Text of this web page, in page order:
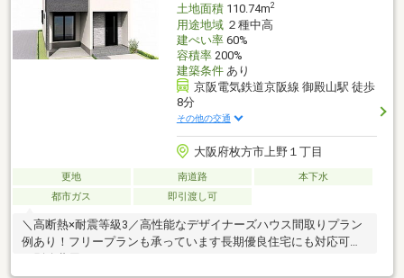
土地面積110.74m2
用途地域２種中高
建ぺい率60%
容積率200%
建築条件あり
京阪電気鉄道京阪線 御殿山駅 徒歩
8分
その他の交通
大阪府枚方市上野１丁目
更地 南道路
本下水
都市ガス
即引渡し可
＼高断熱×耐震等級3／高性能なデザイナーズハウス間取りプラン
例あり！フリープランも承っています長期優良住宅にも対応可能
（別途費用）